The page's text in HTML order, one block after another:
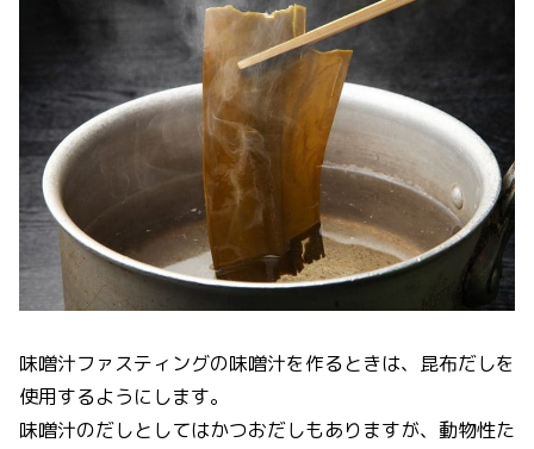
味噌汁ファスティングの味噌汁を作るときは、昆布だしを
使用するようにします。
味噌汁のだしとしてはかつおだしもありますが、動物性た